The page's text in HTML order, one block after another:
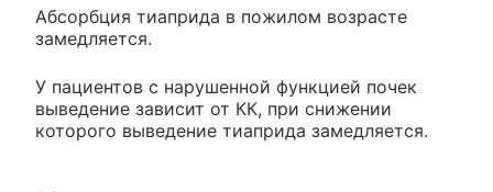
Абсорбция тиаприда в пожилом возрасте
замедляется.
У пациентов с нарушенной функцией почек
выведение зависит от КК, при снижении
которого выведение тиаприда замедляется.